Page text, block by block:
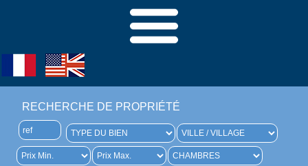
RECHERCHE DE PROPRIÉTÉ